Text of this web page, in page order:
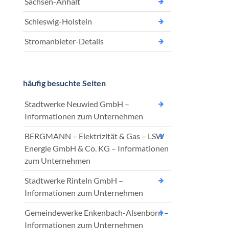
Schleswig-Holstein
Stromanbieter-Details
häufig besuchte Seiten
Stadtwerke Neuwied GmbH –
Informationen zum Unternehmen
BERGMANN – Elektrizität & Gas – LSW
Energie GmbH & Co. KG – Informationen
zum Unternehmen
Stadtwerke Rinteln GmbH –
Informationen zum Unternehmen
Gemeindewerke Enkenbach-Alsenborn –
Informationen zum Unternehmen